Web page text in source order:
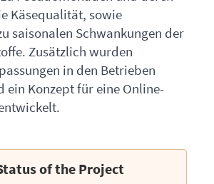
Käsequalität, sowie
saisonalen Schwankungen der
Zusätzlich wurden
in den Betrieben
ein Konzept für eine Online-
of the Project